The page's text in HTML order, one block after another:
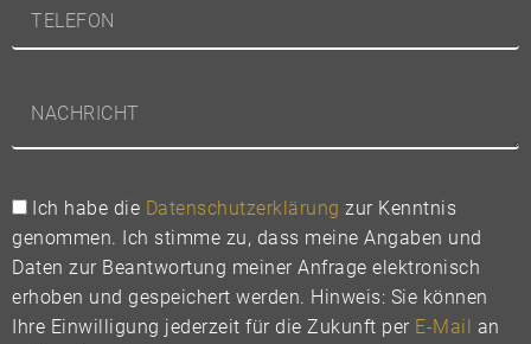
Ich habe die Datenschutzerklärung zur Kenntnis
genommen. Ich stimme zu, dass meine Angaben und
Daten zur Beantwortung meiner Anfrage elektronisch
erhoben und gespeichert werden. Hinweis: Sie können
Ihre Einwilligung jederzeit für die Zukunft per E-Mail an